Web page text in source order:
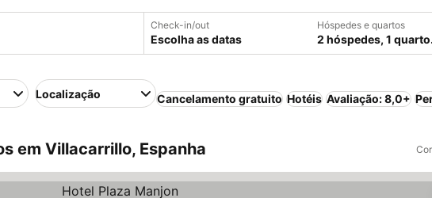
Check-in/out
Escolha as datas
Hóspedes e quartos
2 hóspedes, 1 quarto.
Localização Cancelamento gratuito Hotéis Avaliação: 8,0+
em Villacarrillo, Espanha